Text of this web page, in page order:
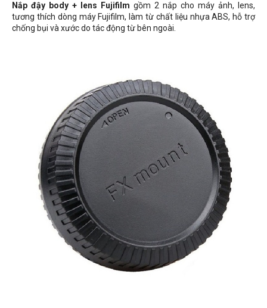
Nắp đậy body + lens Fujifilm gồm 2 nắp cho máy ảnh, lens,
tương thích dòng máy Fujifilm, làm từ chất liệu nhựa ABS, hỗ trợ
chống bụi và xước do tác động từ bên ngoài.